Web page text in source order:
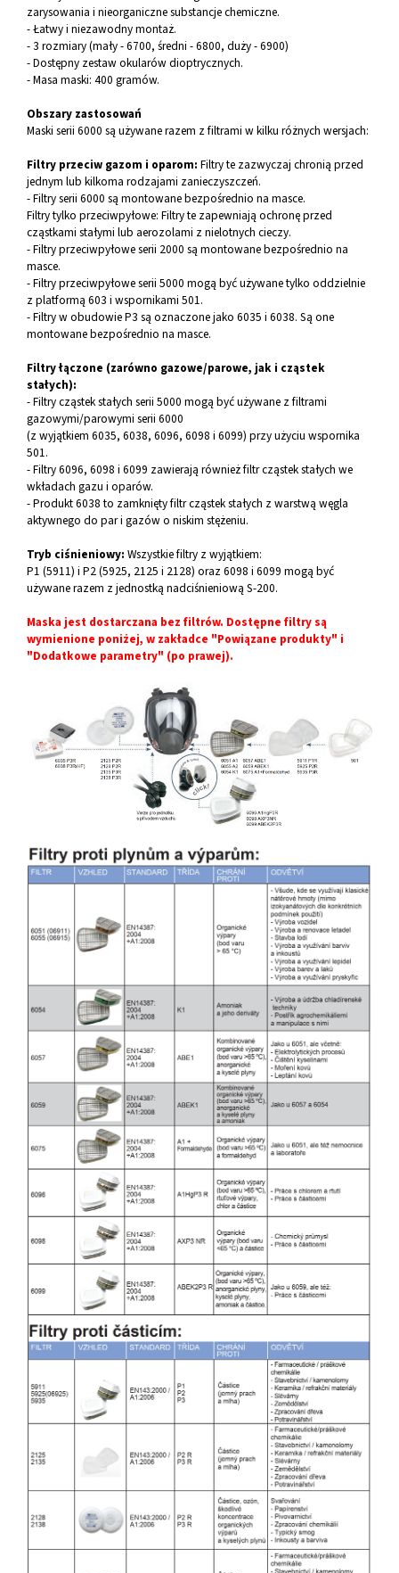
zarysowania i nieorganiczne substancje chemiczne.
- Łatwy i niezawodny montaż.
- 3 rozmiary (mały - 6700, średni - 6800, duży - 6900)
- Dostępny zestaw okularów dioptrycznych.
- Masa maski: 400 gramów.
Obszary zastosowań
Maski serii 6000 są używane razem z filtrami w kilku różnych wersjach:
Filtry przeciw gazom i oparom: Filtry te zazwyczaj chronią przed
jednym lub kilkoma rodzajami zanieczyszczeń.
- Filtry serii 6000 są montowane bezpośrednio na masce.
Filtry tylko przeciwpyłowe: Filtry te zapewniają ochronę przed
cząstkami stałymi lub aerozolami z nielotnych cieczy.
- Filtry przeciwpyłowe serii 2000 są montowane bezpośrednio na
masce.
- Filtry przeciwpyłowe serii 5000 mogą być używane tylko oddzielnie
z platformą 603 i wspornikami 501.
- Filtry w obudowie P3 są oznaczone jako 6035 i 6038. Są one
montowane bezpośrednio na masce.
Filtry łączone (zarówno gazowe/parowe, jak i cząstek
stałych):
- Filtry cząstek stałych serii 5000 mogą być używane z filtrami
gazowymi/parowymi serii 6000
(z wyjątkiem 6035, 6038, 6096, 6098 i 6099) przy użyciu wspornika
501.
- Filtry 6096, 6098 i 6099 zawierają również filtr cząstek stałych we
wkładach gazu i oparów.
- Produkt 6038 to zamknięty filtr cząstek stałych z warstwą węgla
aktywnego do par i gazów o niskim stężeniu.
Tryb ciśnieniowy: Wszystkie filtry z wyjątkiem:
P1 (5911) i P2 (5925, 2125 i 2128) oraz 6098 i 6099 mogą być
używane razem z jednostką nadciśnieniową S-200.
Maska jest dostarczana bez filtrów. Dostępne filtry są
wymienione poniżej, w zakładce "Powiązane produkty" i
"Dodatkowe parametry" (po prawej).